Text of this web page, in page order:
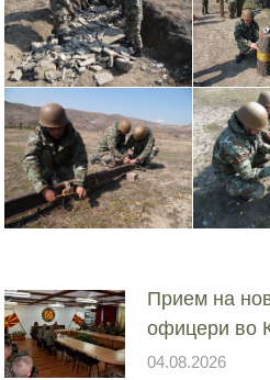
Прием на
офицери во
04.08.2026